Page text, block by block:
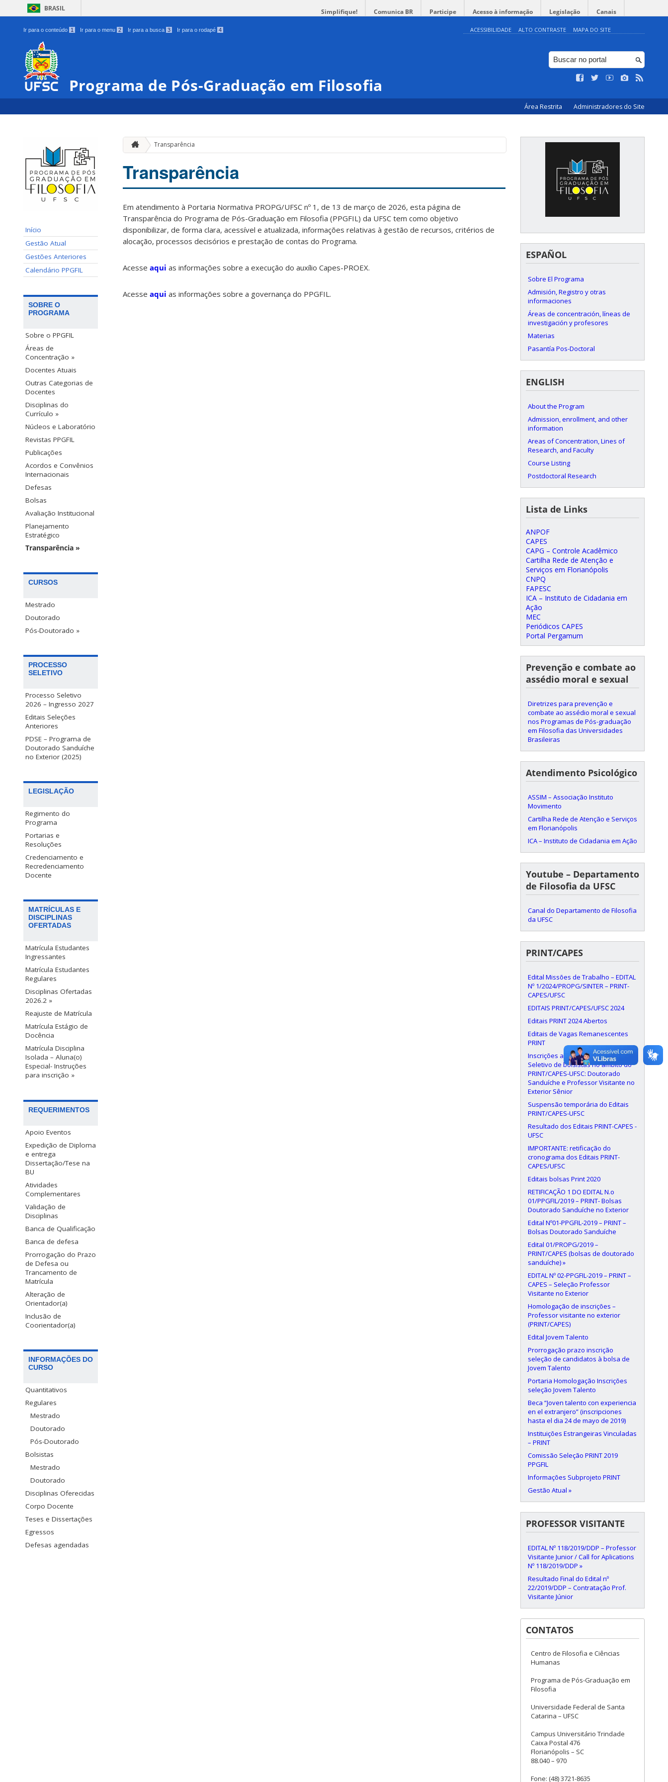
BRASIL Simplifique! Comunica BR Participe Acesso à informação Legislação Canais
Ir para o conteúdo 1 Ir para o menu 2 Ir para a busca 3 Ir para o rodapé 4 ACESSIBILIDADE ALTO CONTRASTE MAPA DO SITE
Programa de Pós-Graduação em Filosofia
Área Restrita Administradores do Site
Início
Gestão Atual
Gestões Anteriores
Calendário PPGFIL
SOBRE O
PROGRAMA
Sobre o PPGFIL
Áreas de
Concentração »
Docentes Atuais
Outras Categorias de
Docentes
Disciplinas do
Currículo »
Núcleos e Laboratório
Revistas PPGFIL
Publicações
Acordos e Convênios
Internacionais
Defesas
Bolsas
Avaliação Institucional
Planejamento
Estratégico
Transparência »
CURSOS
Mestrado
Doutorado
Pós-Doutorado »
PROCESSO
SELETIVO
Processo Seletivo
2026 – Ingresso 2027
Editais Seleções
Anteriores
PDSE – Programa de
Doutorado Sanduíche
no Exterior (2025)
LEGISLAÇÃO
Regimento do
Programa
Portarias e
Resoluções
Credenciamento e
Recredenciamento
Docente
MATRÍCULAS E
DISCIPLINAS
OFERTADAS
Matrícula Estudantes
Ingressantes
Matrícula Estudantes
Regulares
Disciplinas Ofertadas
2026.2 »
Reajuste de Matrícula
Matrícula Estágio de
Docência
Matrícula Disciplina
Isolada – Aluna(o)
Especial- Instruções
para inscrição »
REQUERIMENTOS
Apoio Eventos
Expedição de Diploma
e entrega
Dissertação/Tese na
BU
Atividades
Complementares
Validação de
Disciplinas
Banca de Qualificação
Banca de defesa
Prorrogação do Prazo
de Defesa ou
Trancamento de
Matrícula
Alteração de
Orientador(a)
Inclusão de
Coorientador(a)
INFORMAÇÕES DO
CURSO
Quantitativos
Regulares
Mestrado
Doutorado
Pós-Doutorado
Bolsistas
Mestrado
Doutorado
Disciplinas Oferecidas
Corpo Docente
Teses e Dissertações
Egressos
Defesas agendadas
Transparência
Transparência
Em atendimento à Portaria Normativa PROPG/UFSC nº 1, de 13 de março de 2026, esta página de
Transparência do Programa de Pós-Graduação em Filosofia (PPGFIL) da UFSC tem como objetivo
disponibilizar, de forma clara, acessível e atualizada, informações relativas à gestão de recursos, critérios de
alocação, processos decisórios e prestação de contas do Programa.
Acesse aqui as informações sobre a execução do auxílio Capes-PROEX.
Acesse aqui as informações sobre a governança do PPGFIL.
ESPAÑOL
Sobre El Programa
Admisión, Registro y otras
informaciones
Áreas de concentración, líneas de
investigación y profesores
Materias
Pasantía Pos-Doctoral
ENGLISH
About the Program
Admission, enrollment, and other
information
Areas of Concentration, Lines of
Research, and Faculty
Course Listing
Postdoctoral Research
Lista de Links
ANPOF
CAPES
CAPG – Controle Acadêmico
Cartilha Rede de Atenção e
Serviços em Florianópolis
CNPQ
FAPESC
ICA – Instituto de Cidadania em
Ação
MEC
Periódicos CAPES
Portal Pergamum
Prevenção e combate ao
assédio moral e sexual
Diretrizes para prevenção e
combate ao assédio moral e sexual
nos Programas de Pós-graduação
em Filosofia das Universidades
Brasileiras
Atendimento Psicológico
ASSIM – Associação Instituto
Movimento
Cartilha Rede de Atenção e Serviços
em Florianópolis
ICA – Instituto de Cidadania em Ação
Youtube – Departamento
de Filosofia da UFSC
Canal do Departamento de Filosofia
da UFSC
PRINT/CAPES
Edital Missões de Trabalho – EDITAL
Nº 1/2024/PROPG/SINTER – PRINT-
CAPES/UFSC
EDITAIS PRINT/CAPES/UFSC 2024
Editais PRINT 2024 Abertos
Editais de Vagas Remanescentes
PRINT
Inscrições abertas Processo
Seletivo de bolsistas no âmbito do
PRINT/CAPES-UFSC: Doutorado
Sanduíche e Professor Visitante no
Exterior Sênior
Suspensão temporária do Editais
PRINT/CAPES-UFSC
Resultado dos Editais PRINT-CAPES -
UFSC
IMPORTANTE: retificação do
cronograma dos Editais PRINT-
CAPES/UFSC
Editais bolsas Print 2020
RETIFICAÇÃO 1 DO EDITAL N.o
01/PPGFIL/2019 – PRINT- Bolsas
Doutorado Sanduíche no Exterior
Edital Nº01-PPGFIL-2019 – PRINT –
Bolsas Doutorado Sanduíche
Edital 01/PROPG/2019 –
PRINT/CAPES (bolsas de doutorado
sanduíche) »
EDITAL Nº 02-PPGFIL-2019 – PRINT –
CAPES – Seleção Professor
Visitante no Exterior
Homologação de inscrições –
Professor visitante no exterior
(PRINT/CAPES)
Edital Jovem Talento
Prorrogação prazo inscrição
seleção de candidatos à bolsa de
Jovem Talento
Portaria Homologação Inscrições
seleção Jovem Talento
Beca “Joven talento con experiencia
en el extranjero” (inscripciones
hasta el dia 24 de mayo de 2019)
Instituições Estrangeiras Vinculadas
– PRINT
Comissão Seleção PRINT 2019
PPGFIL
Informações Subprojeto PRINT
Gestão Atual »
PROFESSOR VISITANTE
EDITAL Nº 118/2019/DDP – Professor
Visitante Junior / Call for Aplications
Nº 118/2019/DDP »
Resultado Final do Edital nº
22/2019/DDP – Contratação Prof.
Visitante Júnior
CONTATOS
Centro de Filosofia e Ciências
Humanas
Programa de Pós-Graduação em
Filosofia
Universidade Federal de Santa
Catarina – UFSC
Campus Universitário Trindade
Caixa Postal 476
Florianópolis – SC
88.040 – 970
Fone: (48) 3721-8635